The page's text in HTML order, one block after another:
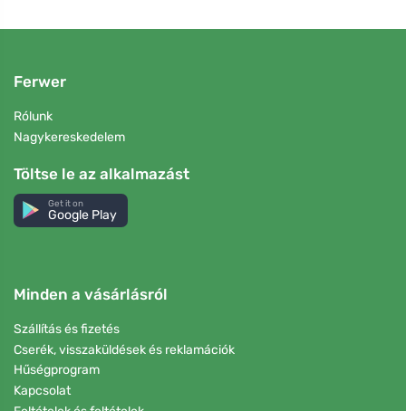
Ferwer
Rólunk
Nagykereskedelem
Töltse le az alkalmazást
Get it on
Google Play
Minden a vásárlásról
Szállítás és fizetés
Cserék, visszaküldések és reklamációk
Hűségprogram
Kapcsolat